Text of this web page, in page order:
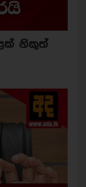
නිකුත්